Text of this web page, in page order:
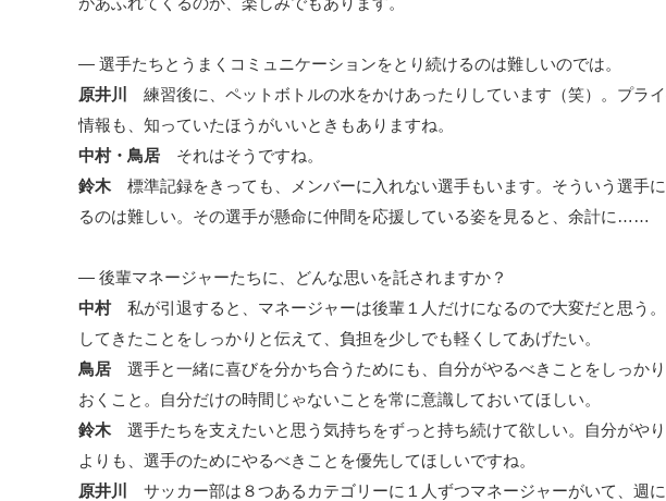
― 選手たちとうまくコミュニケーションをとり続けるのは難しいのでは。
原井川
練習後に、ペットボトルの水をかけあったりしています（笑）。プラ
情報も、知っていたほうがいいときもありますね。
中村・鳥居 それはそうですね。
鈴木標準記録をきっても、メンバーに入れない選手もいます。そういう選手
るのは難しい。その選手が懸命に仲間を応援している姿を見ると、余計に……
― 後輩マネージャーたちに、どんな思いを託されますか？
中村私が引退すると、マネージャーは後輩１人だけになるので大変だと思う
してきたことをしっかりと伝えて、負担を少しでも軽くしてあげたい。
鳥居 選手と一緒に喜びを分かち合うためにも、自分がやるべきことをしっか
おくこと。自分だけの時間じゃないことを常に意識しておいてほしい。
鈴木選手たちを支えたいと思う気持ちをずっと持ち続けて欲しい。自分がやり
よりも、選手のためにやるべきことを優先してほしいですね。
原井川
サッカー部は８つあるカテゴリーに１人ずつマネージャーがいて、週